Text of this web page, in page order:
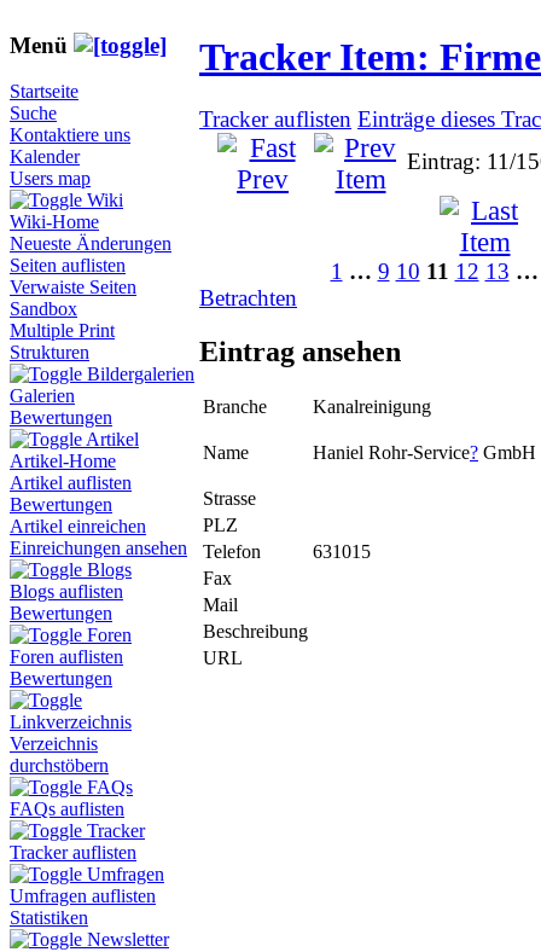
Menü
Startseite
Suche
Kontaktiere uns
Kalender
Users map
Wiki
Wiki-Home
Neueste Änderungen
Seiten auflisten
Verwaiste Seiten
Sandbox
Multiple Print
Strukturen
Bildergalerien
Galerien
Bewertungen
Artikel
Artikel-Home
Artikel auflisten
Bewertungen
Artikel einreichen
Einreichungen ansehen
Blogs
Blogs auflisten
Bewertungen
Foren
Foren auflisten
Bewertungen
Linkverzeichnis
Verzeichnis
durchstöbern
FAQs
FAQs auflisten
Tracker
Tracker auflisten
Umfragen
Umfragen auflisten
Statistiken
Newsletter
Tracker Item:
Tracker auflisten Einträge dieses
Eintrag: 11/
1 … 9 10 11 12 13 …
Betrachten
Eintrag ansehen
Branche Kanalreinigung
Name Haniel Rohr-Service?
Strasse
PLZ
Telefon
631015
Fax
Mail
Beschreibung
URL